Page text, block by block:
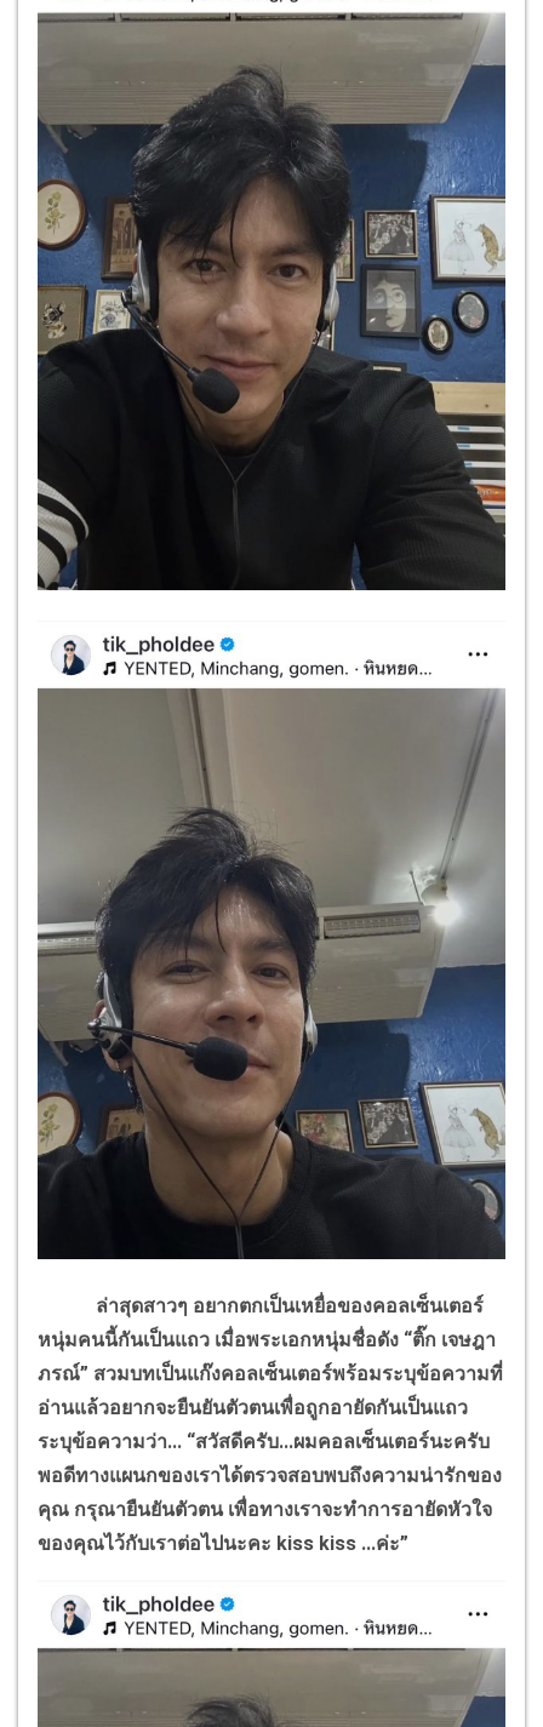
ล่าสุดสาวๆ อยากตกเป็นเหยื่อของคอลเซ็นเตอร์
หนุ่มคนนี้กันเป็นแถว เมื่อพระเอกหนุ่มชื่อดัง “ติ๊ก เจษฎา
ภรณ์” สวมบทเป็นแก๊งคอลเซ็นเตอร์พร้อมระบุข้อความที่
อ่านแล้วอยากจะยืนยันตัวตนเพื่อถูกอายัดกันเป็นแถว
ระบุข้อความว่า... “สวัสดีครับ...ผมคอลเซ็นเตอร์นะครับ
พอดีทางแผนกของเราได้ตรวจสอบพบถึงความน่ารักของ
คุณ กรุณายืนยันตัวตน เพื่อทางเราจะทำการอายัดหัวใจ
ของคุณไว้กับเราต่อไปนะคะ kiss kiss ...ค่ะ”